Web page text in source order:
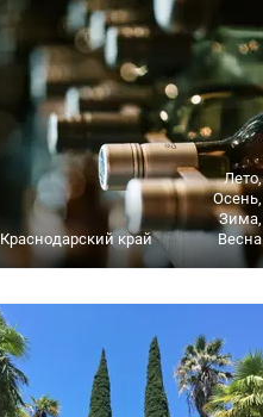
Краснодарский край
Лето,
Осень,
Зима,
Весна